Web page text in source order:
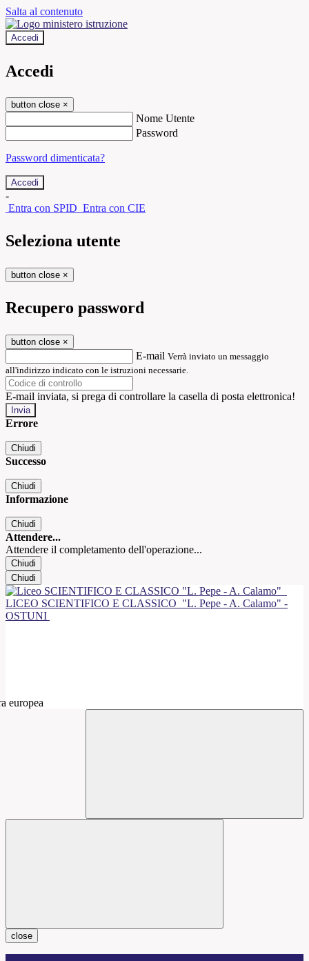
Salta al contenuto
Accedi
Accedi
button close ×
Nome Utente
Password
Password dimenticata?
-
Entra con SPID Entra con CIE
Seleziona utente
button close ×
Recupero password
button close ×
E-mail Verrà inviato un messaggio
all'indirizzo indicato con le istruzioni necessarie.
E-mail inviata, si prega di controllare la casella di posta elettronica!
Errore
Chiudi
Successo
Chiudi
Informazione
Chiudi
Attendere...
Attendere il completamento dell'operazione...
Chiudi
Chiudi
LICEO SCIENTIFICO E CLASSICO "L. Pepe - A. Calamo" -
OSTUNI
close